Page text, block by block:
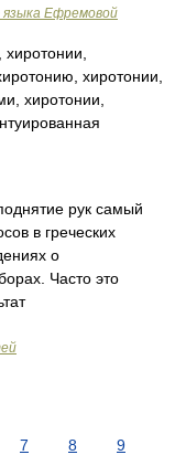
языка Ефремовой
хиротонии,
хиротонии,
рук самый
в греческих
о
Часто это
7 8
9